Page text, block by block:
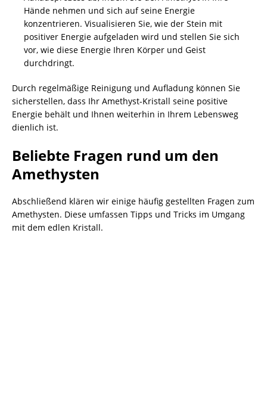
Hände nehmen und sich auf seine Energie
konzentrieren. Visualisieren Sie, wie der Stein mit
positiver Energie aufgeladen wird und stellen Sie sich
vor, wie diese Energie Ihren Körper und Geist
durchdringt.
Durch regelmäßige Reinigung und Aufladung können Sie
sicherstellen, dass Ihr Amethyst-Kristall seine positive
Energie behält und Ihnen weiterhin in Ihrem Lebensweg
dienlich ist.
Beliebte Fragen rund um den
Amethysten
Abschließend klären wir einige häufig gestellten Fragen zum
Amethysten. Diese umfassen Tipps und Tricks im Umgang
mit dem edlen Kristall.